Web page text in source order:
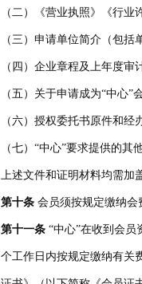
（二）《营业执照》《行
（三）申请单位简介（包
（四）企业章程及上年度审
（五）关于申请成为“中心
（六）授权委托书原件和经
（七）“中心”要求提供的其
上述文件和证明材料均需加
第十条 会员须按规定缴纳会
第十一条 “中心”在收到会员
个工作日内按规定缴纳有关